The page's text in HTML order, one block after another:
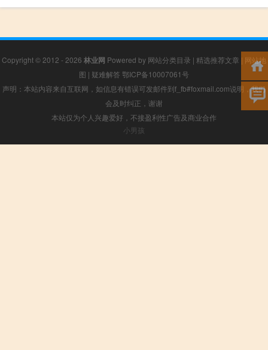
Copyright © 2012 - 2026 林业网 Powered by 网站分类目录 | 精选推荐文章 | 网站地
图 | 疑难解答 鄂ICP备10007061号
声明：本站内容来自互联网，如信息有错误可发邮件到f_fb#foxmail.com说明，我们
会及时纠正，谢谢
本站仅为个人兴趣爱好，不接盈利性广告及商业合作
小男孩